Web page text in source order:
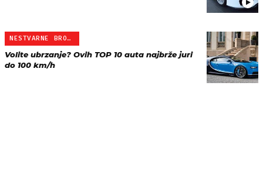
NESTVARNE BROJKE
Volite ubrzanje? Ovih TOP 10 auta najbrže juri
do 100 km/h